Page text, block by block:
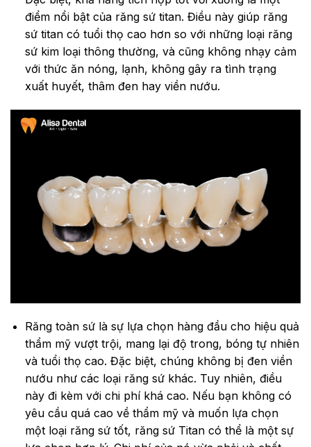
điểm nổi bật của răng sứ titan. Điều này giúp răng
sứ titan có tuổi thọ cao hơn so với những loại răng
sứ kim loại thông thường, và cũng không nhạy cảm
với thức ăn nóng, lạnh, không gây ra tình trạng
xuất huyết, thâm đen hay viền nướu.
Răng toàn sứ là sự lựa chọn hàng đầu cho hiệu quả
thẩm mỹ vượt trội, mang lại độ trong, bóng tự nhiên
và tuổi thọ cao. Đặc biệt, chúng không bị đen viền
nướu như các loại răng sứ khác. Tuy nhiên, điều
này đi kèm với chi phí khá cao. Nếu bạn không có
yêu cầu quá cao về thẩm mỹ và muốn lựa chọn
một loại răng sứ tốt, răng sứ Titan có thể là một sự